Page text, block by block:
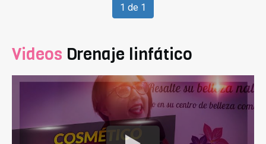
1 de 1
Videos Drenaje linfático